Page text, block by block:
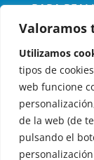
Valoramos
Utilizamos
tipos de
web funcione
de la web (de
pulsando el
PARA
OTERO DE